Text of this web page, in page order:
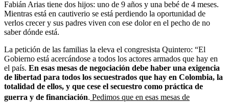
Fabián Arias tiene dos hijos: uno de 9 años y una bebé de 4 meses.
Mientras está en cautiverio se está perdiendo la oportunidad de
verlos crecer y sus padres viven con ese dolor en el pecho de no
saber dónde está.
La petición de las familias la eleva el congresista Quintero: “El
Gobierno está acercándose a todos los actores armados que hay en
el país. En esas mesas de negociación debe haber una exigencia
de libertad para todos los secuestrados que hay en Colombia, la
totalidad de ellos, y que cese el secuestro como práctica de
guerra y de financiación. Pedimos que en esas mesas de